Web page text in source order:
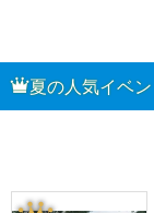
夏の人気イベ